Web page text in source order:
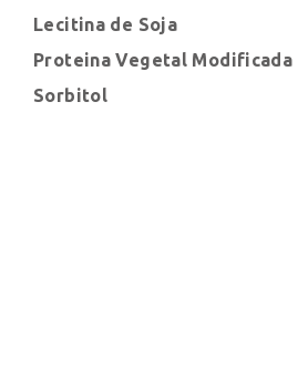
Lecitina de Soja
Proteina Vegetal Modificada
Sorbitol